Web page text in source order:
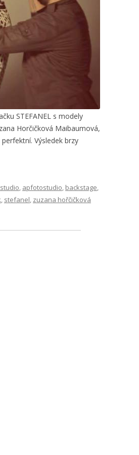
STEFANEL s modely
Horčičková Maibaumová,
Výsledek brzy
, apfotostudio, backstage,
, stefanel, zuzana hořčičková